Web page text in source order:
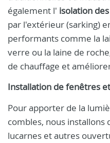
également l' isolation
par l'extérieur (sarking)
performants comme la
verre ou la laine de
de chauffage et
Installation de fenêtres
Pour apporter de la
combles, nous installons
lucarnes et autres